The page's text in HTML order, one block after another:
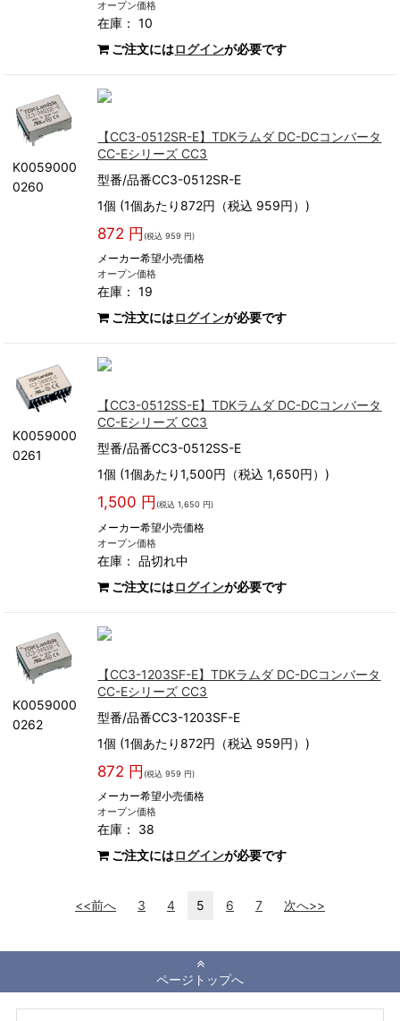
オープン価格
在庫： 10
ご注文にはログインが必要です
K0059000
0260
【CC3-0512SR-E】TDKラムダ DC-DCコンバータ
CC-Eシリーズ CC3
型番/品番CC3-0512SR-E
1個 (1個あたり872円（税込 959円）)
872 円 (税込 959 円)
メーカー希望小売価格
オープン価格
在庫： 19
ご注文にはログインが必要です
K0059000
0261
【CC3-0512SS-E】TDKラムダ DC-DCコンバータ
CC-Eシリーズ CC3
型番/品番CC3-0512SS-E
1個 (1個あたり1,500円（税込 1,650円）)
1,500 円 (税込 1,650 円)
メーカー希望小売価格
オープン価格
在庫：品切れ中
ご注文にはログインが必要です
K0059000
0262
【CC3-1203SF-E】TDKラムダ DC-DCコンバータ
CC-Eシリーズ CC3
型番/品番CC3-1203SF-E
1個 (1個あたり872円（税込 959円）)
872 円 (税込 959 円)
メーカー希望小売価格
オープン価格
在庫： 38
ご注文にはログインが必要です
<<前へ 3 4 5 6 7 次へ>>
ページトップへ